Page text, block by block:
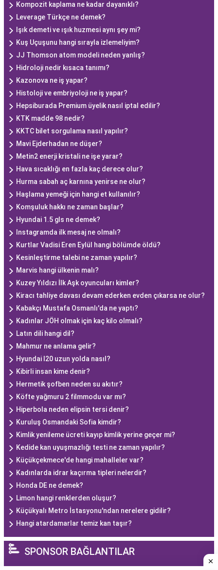
Kompozit kaplama ne kadar dayanıklı?
Leverage Türkçe ne demek?
Işık demeti ve ışık huzmesi aynı şey mi?
Kuş Uçuşunu hangi sırayla izlemeliyim?
JJ Thomson atom modeli neden yanlış?
Hidroloji nedir kısaca tanımı?
Kazonova ne iş yapar?
Histoloji ve embriyoloji ne iş yapar?
Hepsiburada Premium üyelik nasıl iptal edilir?
KTK madde 98 nedir?
KKTC bilet sorgulama nasıl yapılır?
Mavi Ejderhadan ne düşer?
Metin2 enerji kristali ne işe yarar?
Hava sıcaklığı en fazla kaç derece olur?
Hurma sabah aç karnına yenirse ne olur?
Haşlama yemeği için hangi et kullanılır?
Komşuluk hakkı ne zaman başlar?
Hyundai 1.5 gls ne demek?
Instagramda ilk mesaj ne olmalı?
Kurtlar Vadisi Eren Eylül hangi bölümde öldü?
Kesinleştirme talebi ne zaman yapılır?
Marvis hangi ülkenin malı?
Kuzey Yıldızı İlk Aşk oyuncuları kimler?
Kiracı tahliye davası devam ederken evden çıkarsa ne olur?
Kabakçı Mustafa Osmanlı'da ne yaptı?
Kadınlar JÖH olmak için kaç kilo olmalı?
Latın dili hangi dil?
Mahmur ne anlama gelir?
Hyundai I20 uzun yolda nasıl?
Kibirli insan kime denir?
Hermetik şofben neden su akıtır?
Köfte yağmuru 2 filmmodu var mı?
Hiperbola neden elipsin tersi denir?
Kuruluş Osmandaki Sofia kimdir?
Kimlik yenileme ücreti kayıp kimlik yerine geçer mi?
Kedide kan uyuşmazlığı testi ne zaman yapılır?
Küçükçekmece'de hangi mahalleler var?
Kadınlarda idrar kaçırma tipleri nelerdir?
Honda DE ne demek?
Limon hangi renklerden oluşur?
Küçükyalı Metro İstasyonu'ndan nerelere gidilir?
Hangi atardamarlar temiz kan taşır?
SPONSOR BAĞLANTILAR